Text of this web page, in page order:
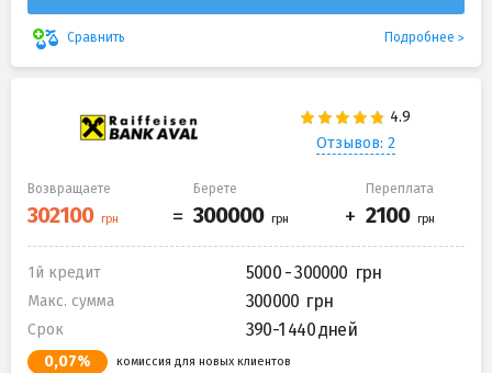
Сравнить Подробнее
Отзывов: 2
Возвращаете Берете Переплата
1й кредит 5000 - 300000
Макс. сумма 300000
Срок 390-1 440 дней
0,07% комиссия для новых клиентов